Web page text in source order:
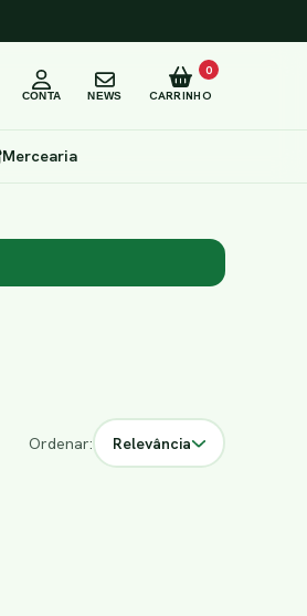
CONTA NEWS CARRINHO
0
Mercearia
Ordenar: Relevância